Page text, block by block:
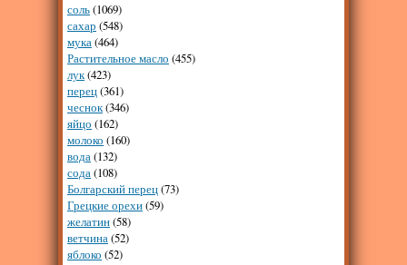
соль(1069)
сахар (548)
мука(464)
Растительное масло (455)
лук(423)
перец(361)
чеснок(346)
яйцо (162)
молоко (160)
вода(132)
сода(108)
Болгарский перец(73)
Грецкие орехи(59)
желатин(58)
ветчина(52)
яблоко (52)